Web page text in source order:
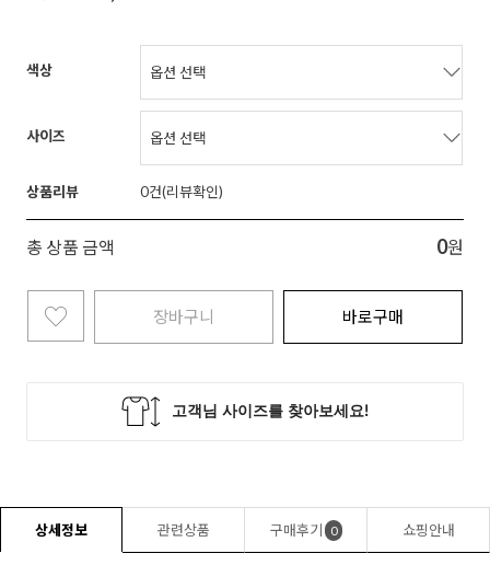
색상
사이즈
상품리뷰 0
총 상품 금액 0원
장바구니 바로구매
상세정보 관련상품 구매후기 0 쇼핑안내